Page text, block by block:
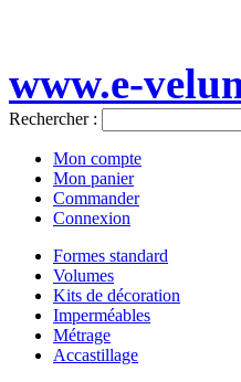
www.e-
Rechercher :
Mon compte
Mon panier
Commander
Connexion
Formes standard
Volumes
Kits de décoration
Imperméables
Métrage
Accastillage